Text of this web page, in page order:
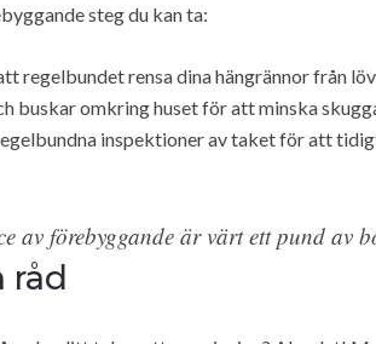
steg du kan ta:
regelbundet rensa dina hängrännor från
buskar omkring huset för att minska
inspektioner av taket för att
av förebyggande är värt ett pund av
råd